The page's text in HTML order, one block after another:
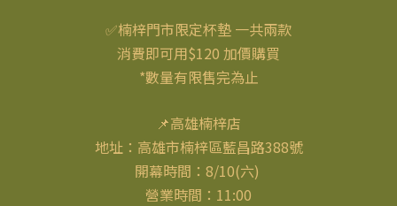
✅楠梓門市限定杯墊 一共兩款
消費即可用$120 加價購買
*數量有限售完為止
📌高雄楠梓店
地址：高雄市楠梓區藍昌路388號
開幕時間：8/10(六)
營業時間：11:00